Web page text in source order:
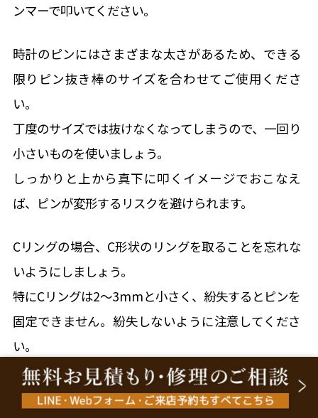
ンマーで叩いてください。
時計のピンにはさまざまな太さがあるため、できる
限りピン抜き棒のサイズを合わせてご使用くださ
い。
丁度のサイズでは抜けなくなってしまうので、一回り
小さいものを使いましょう。
しっかりと上から真下に叩くイメージでおこなえ
ば、ピンが変形するリスクを避けられます。
Cリングの場合、C形状のリングを取ることを忘れな
いようにしましょう。
特にCリングは2～3mmと小さく、紛失するとピンを
固定できません。紛失しないように注意してくださ
い。
2.コマを外す